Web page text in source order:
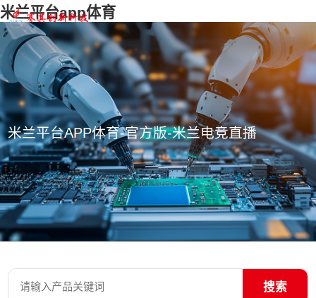
米兰平台app体育
米兰平台APP体育-官方版-米兰电竞直播
搜索